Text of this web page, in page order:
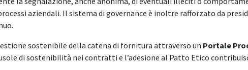
aziendali. Il sistema di governance è inoltre rafforzato da
sostenibile della catena di fornitura attraverso un Portale
di sostenibilità nei contratti e l’adesione al Patto Etico